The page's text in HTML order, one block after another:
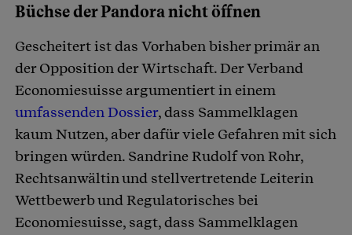
Büchse der Pandora nicht öffnen
Gescheitert ist das Vorhaben bisher primär an
der Opposition der Wirtschaft. Der Verband
Economiesuisse argumentiert in einem
umfassenden Dossier, dass Sammelklagen
kaum Nutzen, aber dafür viele Gefahren mit sich
bringen würden. Sandrine Rudolf von Rohr,
Rechtsanwältin und stellvertretende Leiterin
Wettbewerb und Regulatorisches bei
Economiesuisse, sagt, dass Sammelklagen